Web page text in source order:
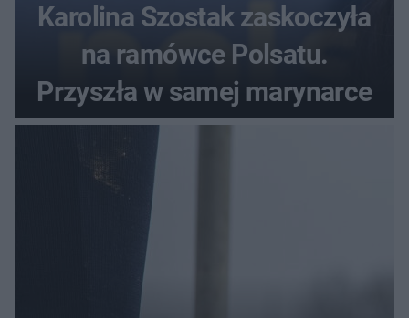
Karolina Szostak zaskoczyła
na ramówce Polsatu.
Przyszła w samej marynarce